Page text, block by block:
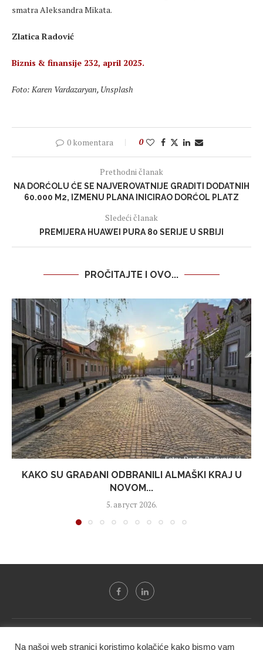
smatra Aleksandra Mikata.
Zlatica Radović
Biznis & finansije 232, april 2025.
Foto: Karen Vardazaryan, Unsplash
0 komentara 0
Prethodni članak
NA DORĆOLU ĆE SE NAJVEROVATNIJE GRADITI DODATNIH
60.000 M2, IZMENU PLANA INICIRAO DORĆOL PLATZ
Sledeći članak
PREMIJERA HUAWEI PURA 80 SERIJE U SRBIJI
PROČITAJTE I OVO...
KAKO SU GRAĐANI ODBRANILI ALMAŠKI KRAJ U
NOVOM...
5. август 2026.
Na našoj web stranici koristimo kolačiće kako bismo vam